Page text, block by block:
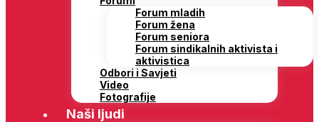
Forum mladih
Forum žena
Forum seniora
Forum sindikalnih aktivista i
aktivistica
Odbori i Savjeti
Video
Fotografije
Naši ljudi